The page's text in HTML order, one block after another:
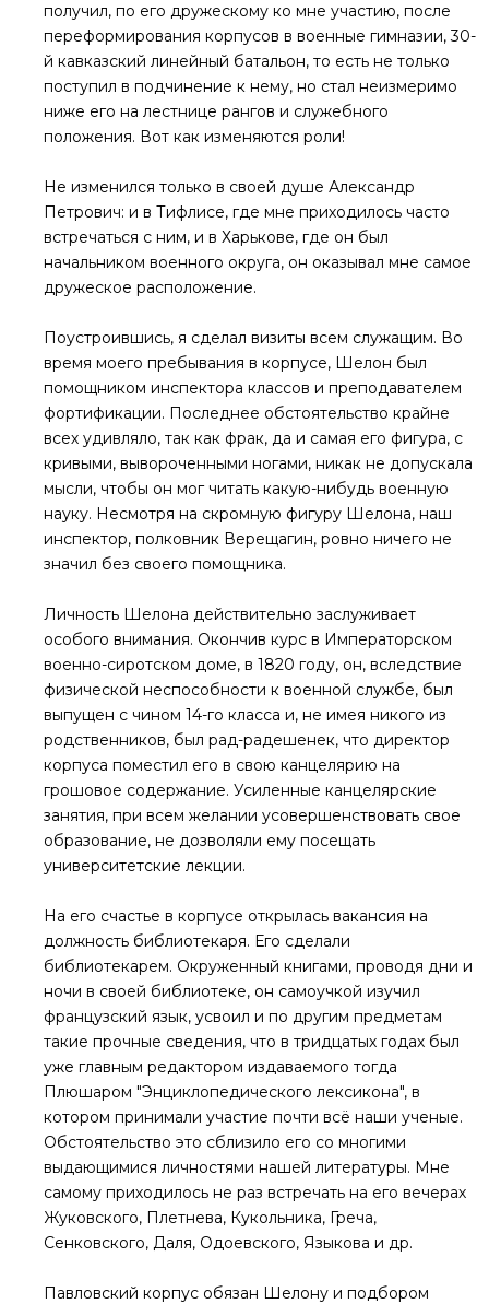
получил, по его дружескому ко мне участию, после
переформирования корпусов в военные гимназии, 30-
й кавказский линейный батальон, то есть не только
поступил в подчинение к нему, но стал неизмеримо
ниже его на лестнице рангов и служебного
положения. Вот как изменяются роли!
Не изменился только в своей душе Александр
Петрович: и в Тифлисе, где мне приходилось часто
встречаться с ним, и в Харькове, где он был
начальником военного округа, он оказывал мне самое
дружеское расположение.
Поустроившись, я сделал визиты всем служащим. Во
время моего пребывания в корпусе, Шелон был
помощником инспектора классов и преподавателем
фортификации. Последнее обстоятельство крайне
всех удивляло, так как фрак, да и самая его фигура, с
кривыми, вывороченными ногами, никак не допускала
мысли, чтобы он мог читать какую-нибудь военную
науку. Несмотря на скромную фигуру Шелона, наш
инспектор, полковник Верещагин, ровно ничего не
значил без своего помощника.
Личность Шелона действительно заслуживает
особого внимания. Окончив курс в Императорском
военно-сиротском доме, в 1820 году, он, вследствие
физической неспособности к военной службе, был
выпущен с чином 14-го класса и, не имея никого из
родственников, был рад-радешенек, что директор
корпуса поместил его в свою канцелярию на
грошовое содержание. Усиленные канцелярские
занятия, при всем желании усовершенствовать свое
образование, не дозволяли ему посещать
университетские лекции.
На его счастье в корпусе открылась вакансия на
должность библиотекаря. Его сделали
библиотекарем. Окруженный книгами, проводя дни и
ночи в своей библиотеке, он самоучкой изучил
французский язык, усвоил и по другим предметам
такие прочные сведения, что в тридцатых годах был
уже главным редактором издаваемого тогда
Плюшаром "Энциклопедического лексикона", в
котором принимали участие почти всё наши ученые.
Обстоятельство это сблизило его со многими
выдающимися личностями нашей литературы. Мне
самому приходилось не раз встречать на его вечерах
Жуковского, Плетнева, Кукольника, Греча,
Сенковского, Даля, Одоевского, Языкова и др.
Павловский корпус обязан Шелону и подбором